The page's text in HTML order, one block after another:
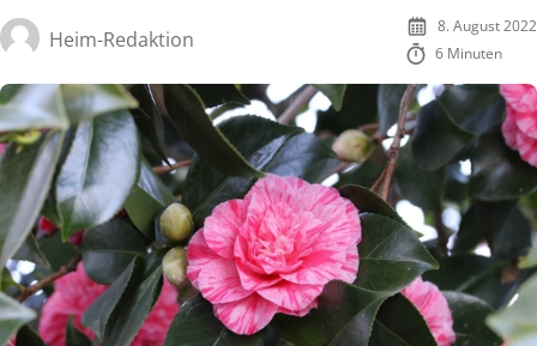
Heim-Redaktion
8. August 2022
6 Minuten